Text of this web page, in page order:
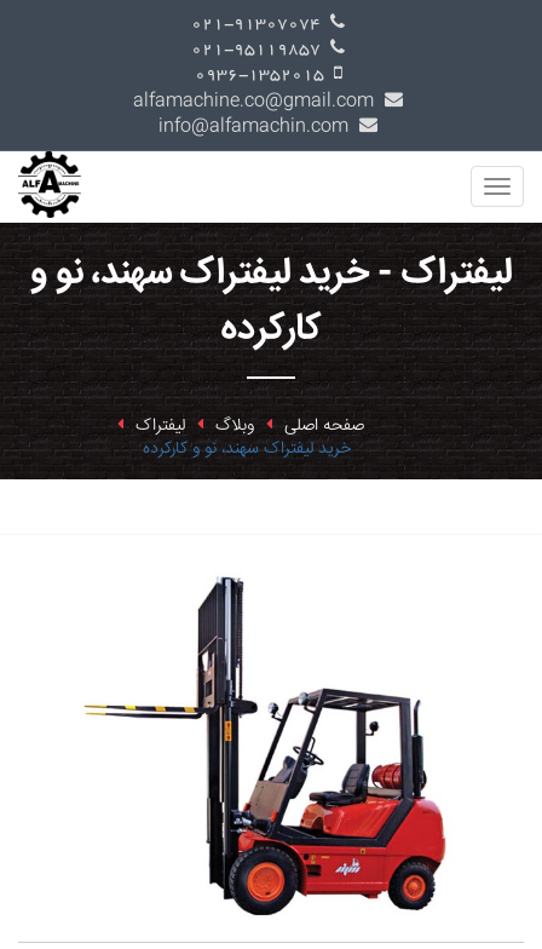
لیفتراک - خرید لیفتراک سهند، نو و
کارکرده
صفحه اصلی وبلاگ لیفتراک
خرید لیفتراک سهند، نو و کارکرده